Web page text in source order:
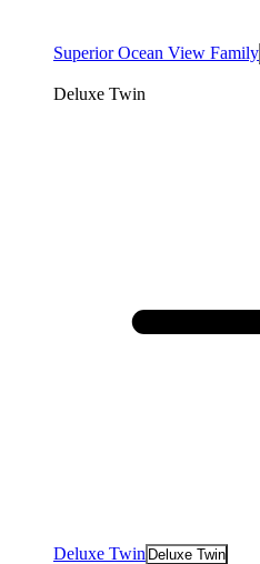
Superior Ocean View Family
Deluxe Twin
Deluxe Twin Deluxe Twin